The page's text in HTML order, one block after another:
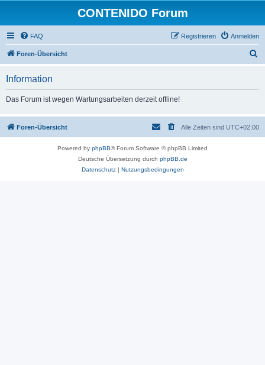
CONTENIDO Forum
FAQ Anmelden
Registrieren
Foren-Übersicht
Information
Das Forum ist wegen Wartungsarbeiten derzeit offline!
Foren-Übersicht Alle Zeiten sind UTC+02:00
Powered by phpBB® Forum Software © phpBB Limited
Deutsche Übersetzung durch phpBB.de
Datenschutz| Nutzungsbedingungen